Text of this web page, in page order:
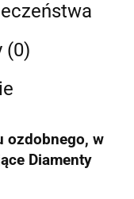
(0)
ozdobnego, w
Diamenty